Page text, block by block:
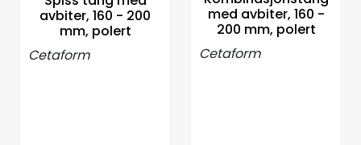
avbiter, 160 - 200
mm, polert
Cetaform
med avbiter, 160 -
200 mm, polert
Cetaform
Propeller
Servicesett